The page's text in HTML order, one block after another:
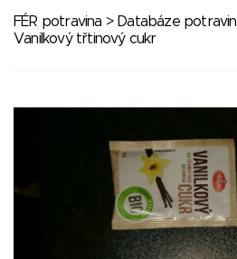
FÉR potravina > Databáze potravin
Vanilkový třtinový cukr